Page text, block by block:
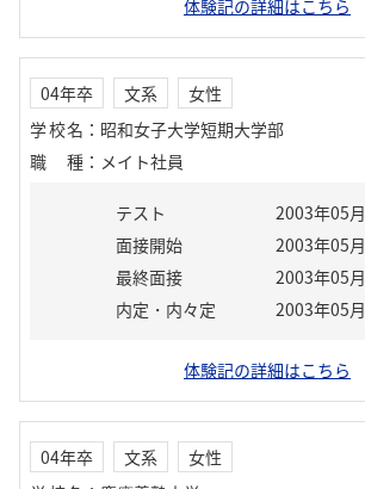
体験記の詳細はこちら
04年卒 文系
女性
学校名 ： 昭和女子大学短期大学部
職種 ： メイト社員
テスト
2003年05月
面接開始
2003年05月
最終面接
2003年05月
内定・内々定
2003年05月
体験記の詳細はこちら
04年卒 文系
女性